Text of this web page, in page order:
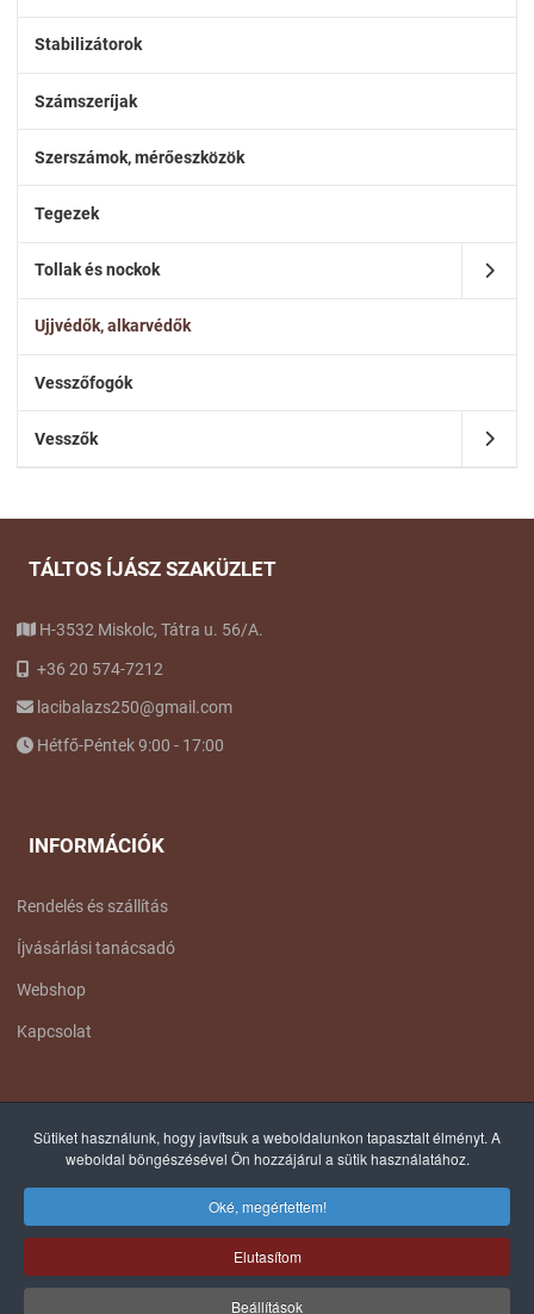
Sütiket használunk, hogy javítsuk a weboldalunkon tapasztalt élményt. A
weboldal böngészésével Ön hozzájárul a sütik használatához.
Oké, megértettem!
Elutasítom
Beállítások
Stabilizátorok
Számszeríjak
Szerszámok, mérőeszközök
Tegezek
Tollak és nockok
Ujjvédők, alkarvédők
Vesszőfogók
Vesszők
TÁLTOS ÍJÁSZ SZAKÜZLET
H-3532 Miskolc, Tátra u. 56/A.
+36 20 574-7212
lacibalazs250@gmail.com
Hétfő-Péntek 9:00 - 17:00
INFORMÁCIÓK
Rendelés és szállítás
Íjvásárlási tanácsadó
Webshop
Kapcsolat
© 2012-2025 COPYRIGHT, TÁLTOS ÍJÁSZ - MINDEN JOG FENNTARTVA! |